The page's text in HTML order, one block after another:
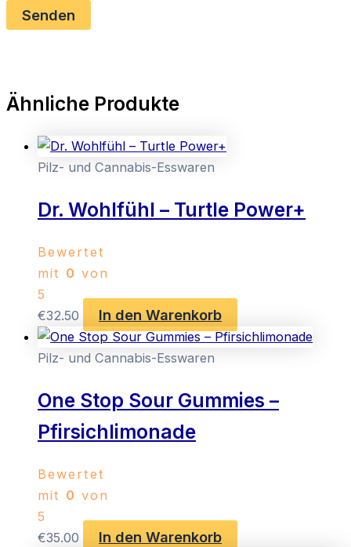
Ähnliche Produkte
Pilz- und Cannabis-Esswaren
Dr. Wohlfühl – Turtle Power+
Bewertet
mit 0 von
5
€32.50 In den Warenkorb
Pilz- und Cannabis-Esswaren
One Stop Sour Gummies –
Pfirsichlimonade
Bewertet
mit 0 von
5
€35.00 In den Warenkorb